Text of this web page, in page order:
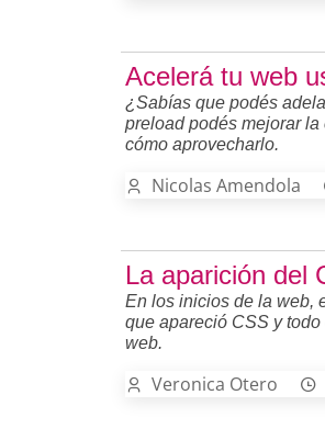
Acelerá tu web
¿Sabías que podés
preload podés mejorar
cómo aprovecharlo.
Nicolas Amendola
La aparición del
En los inicios de la web,
que apareció CSS y
web.
Veronica Otero